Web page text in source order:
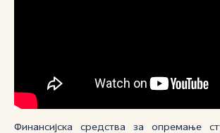
Финансијска средства за опремање